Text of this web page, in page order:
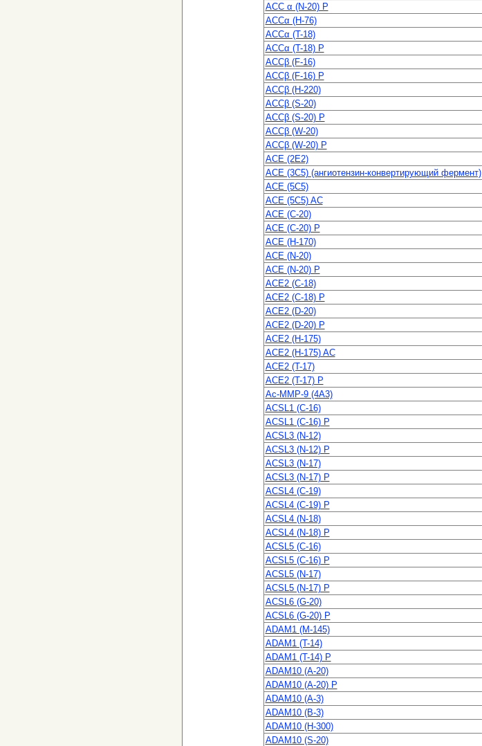
ACC α (N-20) P
ACCα (H-76)
ACCα (T-18)
ACCα (T-18) P
ACCβ (F-16)
ACCβ (F-16) P
ACCβ (H-220)
ACCβ (S-20)
ACCβ (S-20) P
ACCβ (W-20)
ACCβ (W-20) P
ACE (2E2)
ACE (3C5) (ангиотензин-конвертирующий фермент)
ACE (5C5)
ACE (5C5) AC
ACE (C-20)
ACE (C-20) P
ACE (H-170)
ACE (N-20)
ACE (N-20) P
ACE2 (C-18)
ACE2 (C-18) P
ACE2 (D-20)
ACE2 (D-20) P
ACE2 (H-175)
ACE2 (H-175) AC
ACE2 (T-17)
ACE2 (T-17) P
Ac-MMP-9 (4A3)
ACSL1 (C-16)
ACSL1 (C-16) P
ACSL3 (N-12)
ACSL3 (N-12) P
ACSL3 (N-17)
ACSL3 (N-17) P
ACSL4 (C-19)
ACSL4 (C-19) P
ACSL4 (N-18)
ACSL4 (N-18) P
ACSL5 (C-16)
ACSL5 (C-16) P
ACSL5 (N-17)
ACSL5 (N-17) P
ACSL6 (G-20)
ACSL6 (G-20) P
ADAM1 (M-145)
ADAM1 (T-14)
ADAM1 (T-14) P
ADAM10 (A-20)
ADAM10 (A-20) P
ADAM10 (A-3)
ADAM10 (B-3)
ADAM10 (H-300)
ADAM10 (S-20)